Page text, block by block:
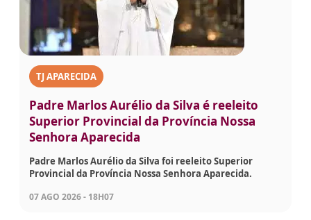
TJ APARECIDA
Padre Marlos Aurélio da Silva é reeleito
Superior Provincial da Província Nossa
Senhora Aparecida
Padre Marlos Aurélio da Silva foi reeleito Superior
Provincial da Província Nossa Senhora Aparecida.
07 AGO 2026 - 18H07